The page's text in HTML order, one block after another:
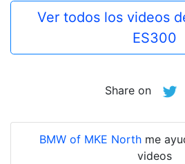
Ver todos los videos
ES300
Share on
BMW of MKE Northme
videos